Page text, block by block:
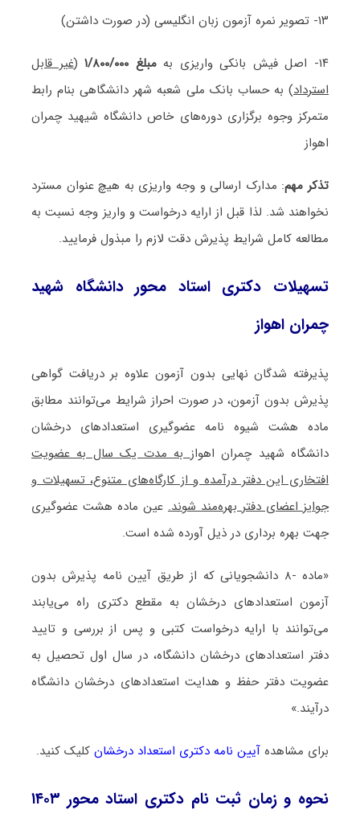
۱۳- تصویر نمره آزمون زبان انگلیسی (در صورت داشتن)
۱۴- اصل فیش بانکی واریزی به مبلغ ۱/۸۰۰/۰۰۰ (غیر قابل
استرداد) به حساب بانک ملی شعبه شهر دانشگاهی بنام رابط
متمرکز وجوه برگزاری دوره‌های خاص دانشگاه شیهید چمران
اهواز
تذکر مهم: مدارک ارسالی و وجه واریزی به هیچ عنوان مسترد
نخواهند شد. لذا قبل از ارایه درخواست و واریز وجه نسبت به
مطالعه کامل شرایط پذیرش دقت لازم را مبذول فرمایید.
تسهیلات دکتری استاد محور دانشگاه شهید
چمران اهواز
پذیرفته شدگان نهایی بدون آزمون علاوه بر دریافت گواهی
پذیرش بدون آزمون، در صورت احراز شرایط می‌توانند مطابق
ماده هشت شیوه نامه عضوگیری استعدادهای درخشان
دانشگاه شهید چمران اهوازبه مدت یک سال به عضویت
افتخاری این دفتر درآمده و از کارگاه‌های متنوع، تسهیلات و
جوایز اعضای دفتر بهره‌مند شوند. عین ماده هشت عضوگیری
جهت بهره برداری در ذیل آورده شده است.
«ماده -۸ دانشجویانی که از طریق آیین نامه پذیرش بدون
آزمون استعدادهای درخشان به مقطع دکتری راه می‌یابند
می‌توانند با ارایه درخواست کتبی و پس از بررسی و تایید
دفتر استعدادهای درخشان دانشگاه، در سال اول تحصیل به
عضویت دفتر حفظ و هدایت استعدادهای درخشان دانشگاه
درآیند.»
برای مشاهده آیین نامه دکتری استعداد درخشانکلیک کنید.
نحوه و زمان ثبت نام دکتری استاد محور ۱۴۰۳